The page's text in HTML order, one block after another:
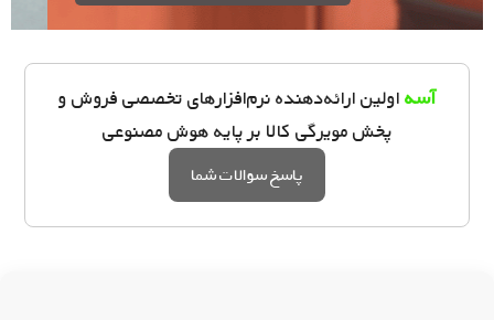
آسه اولین ارائه‌دهنده نرم‌افزارهای تخصصی فروش و
پخش مویرگی کالا بر پایه هوش مصنوعی
پاسخ سوالات شما